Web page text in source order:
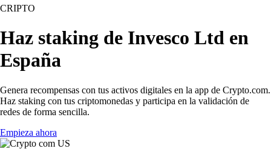
CRIPTO
Haz staking de Invesco Ltd en
España
Genera recompensas con tus activos digitales en la app de Crypto.com.
Haz staking con tus criptomonedas y participa en la validación de
redes de forma sencilla.
Empieza ahora